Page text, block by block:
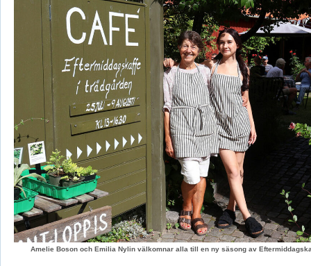
Amelie Boson och Emilia Nylin välkomnar alla till en ny säsong av